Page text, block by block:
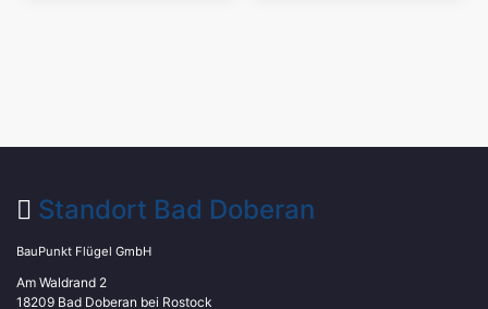
Standort Bad Doberan
BauPunkt Flügel GmbH
Am Waldrand 2
18209 Bad Doberan bei Rostock